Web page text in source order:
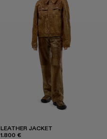
LEATHER JACKET
1.800 €